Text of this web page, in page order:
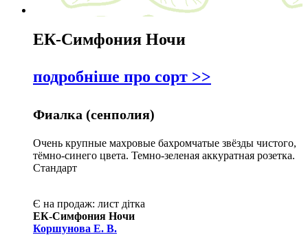
ЕК-Симфония Ночи
подробніше про сорт >>
Фиалка (сенполия)
Очень крупные махровые бахромчатые звёзды чистого,
тёмно-синего цвета. Темно-зеленая аккуратная розетка.
Стандарт
Є на продаж: лист дітка
ЕК-Симфония Ночи
Коршунова Е. В.